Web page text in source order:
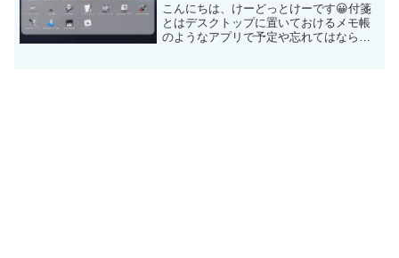
こんにちは、けーどっとけーです😀付箋
とはデスクトップに置いておけるメモ帳
のようなアプリで予定や忘れてはならな